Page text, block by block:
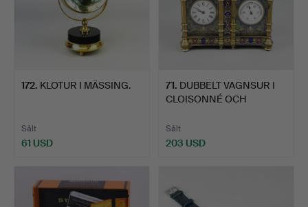
172. KLOTUR I MÄSSING.
Sålt
61 USD
71. DUBBELT VAGNSUR I
CLOISONNÉ OCH
Sålt
203 USD